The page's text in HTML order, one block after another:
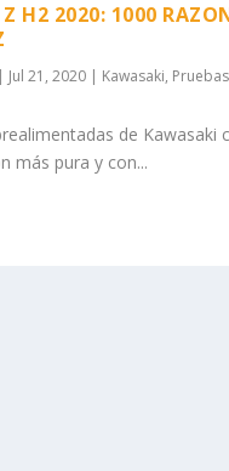
H2 2020: 1000
| Jul 21, 2020 | Kawasaki, Pruebas
de Kawasaki
más pura y con...